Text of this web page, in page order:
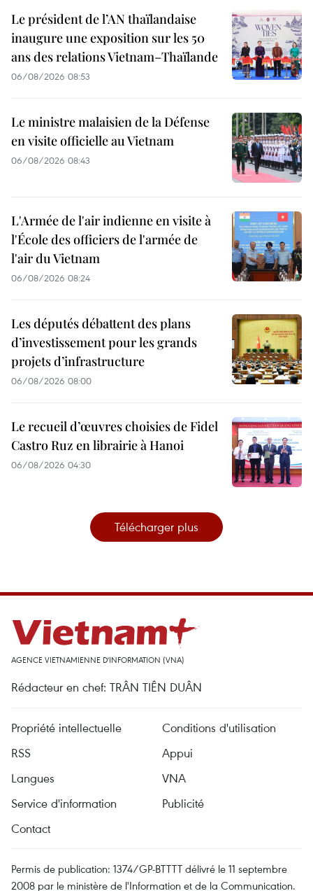
Le président de l’AN thaïlandaise
inaugure une exposition sur les 50
ans des relations Vietnam–Thaïlande
06/08/2026 08:53
Le ministre malaisien de la Défense
en visite officielle au Vietnam
06/08/2026 08:43
L'Armée de l'air indienne en visite à
l'École des officiers de l'armée de
l'air du Vietnam
06/08/2026 08:24
Les députés débattent des plans
d’investissement pour les grands
projets d’infrastructure
06/08/2026 08:00
Le recueil d’œuvres choisies de Fidel
Castro Ruz en librairie à Hanoi
06/08/2026 04:30
Télécharger plus
AGENCE VIETNAMIENNE D'INFORMATION (VNA)
Rédacteur en chef: TRÂN TIÊN DUÂN
Propriété intellectuelle
Conditions d'utilisation
RSS
Appui
Langues
VNA
Service d'information
Publicité
Contact
Permis de publication: 1374/GP-BTTTT délivré le 11 septembre
2008 par le ministère de l'Information et de la Communication.